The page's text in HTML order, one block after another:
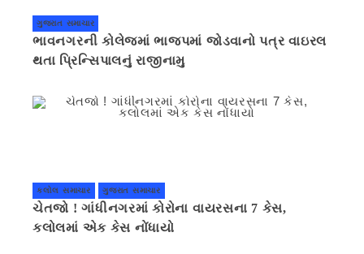
ગુજરાત સમાચાર
ભાવનગરની કોલેજમાં ભાજપમાં જોડવાનો પત્ર વાઇરલ
થતા પ્રિન્સિપાલનું રાજીનામુ
કલોલ સમાચાર ગુજરાત સમાચાર
ચેતજો ! ગાંધીનગરમાં કોરોના વાયરસના 7 કેસ,
કલોલમાં એક કેસ નોંધાયો